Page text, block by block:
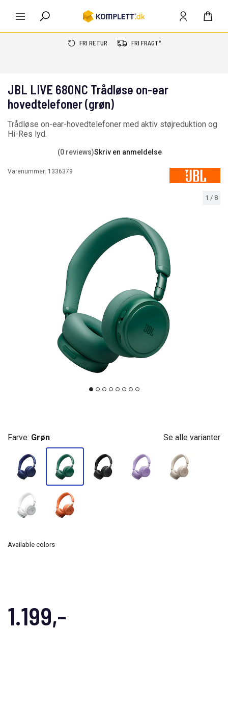
FRI RETUR FRI FRAGT*
1 / 8
JBL LIVE 680NC Trådløse on-ear
hovedtelefoner (grøn)
Trådløse on-ear-hovedtelefoner med aktiv støjreduktion og
Hi-Res lyd.
(0 reviews)Skriv en anmeldelse
Varenummer: 1336379
1.199,-
Farve: Grøn Se alle varianter
Available colors